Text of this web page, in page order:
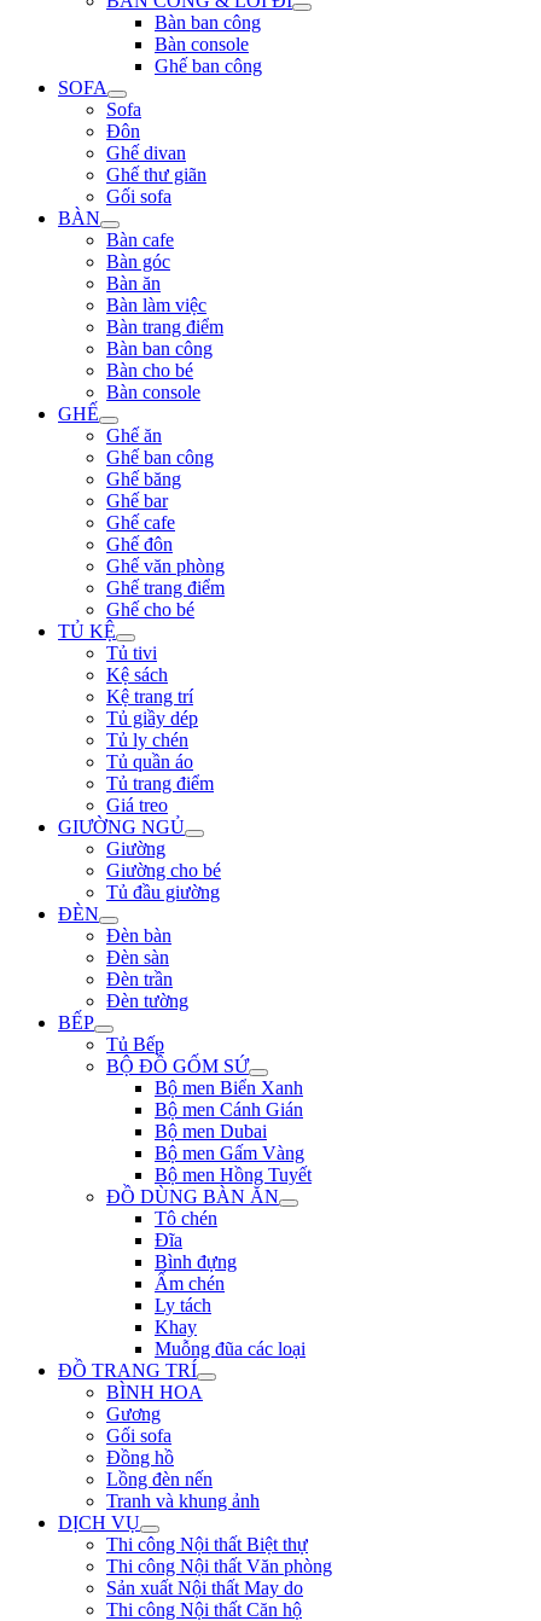
Bàn ban công
Bàn console
Ghế ban công
SOFA
Sofa
Đôn
Ghế divan
Ghế thư giãn
Gối sofa
BÀN
Bàn cafe
Bàn góc
Bàn ăn
Bàn làm việc
Bàn trang điểm
Bàn ban công
Bàn cho bé
Bàn console
GHẾ
Ghế ăn
Ghế ban công
Ghế băng
Ghế bar
Ghế cafe
Ghế đôn
Ghế văn phòng
Ghế trang điểm
Ghế cho bé
TỦ KỆ
Tủ tivi
Kệ sách
Kệ trang trí
Tủ giầy dép
Tủ ly chén
Tủ quần áo
Tủ trang điểm
Giá treo
GIƯỜNG NGỦ
Giường
Giường cho bé
Tủ đầu giường
ĐÈN
Đèn bàn
Đèn sàn
Đèn trần
Đèn tường
BẾP
Tủ Bếp
BỘ ĐỒ GỐM SỨ
Bộ men Biển Xanh
Bộ men Cánh Gián
Bộ men Dubai
Bộ men Gấm Vàng
Bộ men Hồng Tuyết
ĐỒ DÙNG BÀN ĂN
Tô chén
Đĩa
Bình đựng
Ấm chén
Ly tách
Khay
Muỗng đũa các loại
ĐỒ TRANG TRÍ
BÌNH HOA
Gương
Gối sofa
Đồng hồ
Lồng đèn nến
Tranh và khung ảnh
DỊCH VỤ
Thi công Nội thất Biệt thự
Thi công Nội thất Văn phòng
Sản xuất Nội thất May do
Thi công Nội thất Căn hộ